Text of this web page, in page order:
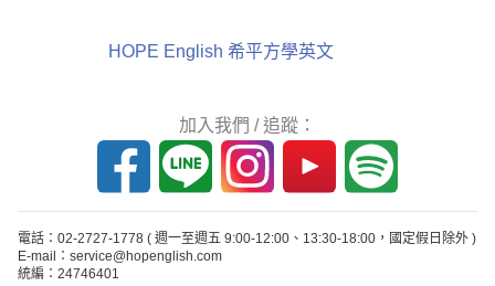
HOPE English 希平方學英文
加入我們 / 追蹤：
電話：02-2727-1778 ( 週一至週五 9:00-12:00、13:30-18:00，國定假日除外 )
E-mail：service@hopenglish.com
統編：24746401